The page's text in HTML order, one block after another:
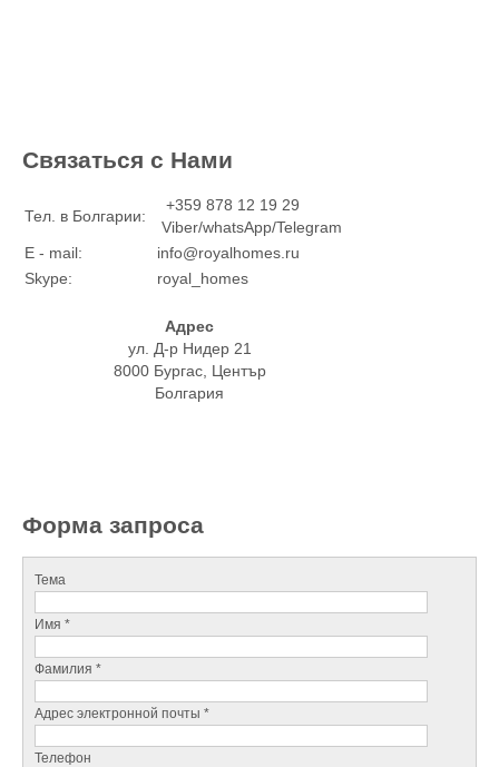
Связаться с Нами
Тел. в Болгарии:
+359 878 12 19 29
Viber/whatsApp/Telegram
E - mail:
info@royalhomes.ru
Skype:
royal_homes
Адрес
ул. Д-р Нидер 21
8000 Бургас, Център
Болгария
Форма запроса
Тема
Имя *
Фамилия *
Адрес электронной почты *
Телефон